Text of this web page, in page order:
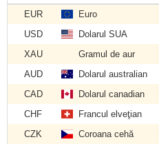
EUR
Euro
USD
Dolarul SUA
XAU
Gramul de aur
AUD
Dolarul australian
CAD
Dolarul canadian
CHF
Francul elveţian
CZK
Coroana cehă